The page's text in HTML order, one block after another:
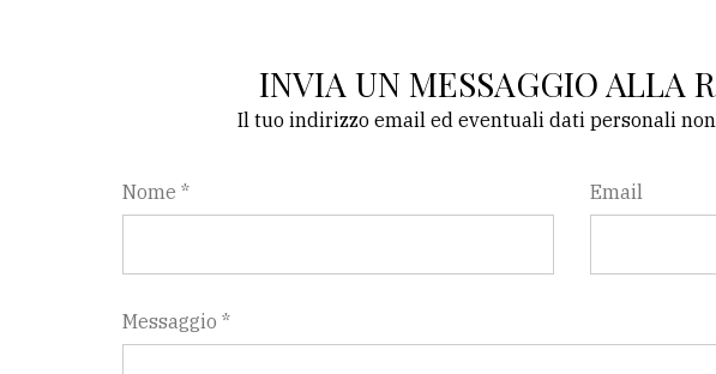
INVIA UN MESSAGGIO ALLA
Il tuo indirizzo email ed eventuali dati personali
Nome * Email
Messaggio *